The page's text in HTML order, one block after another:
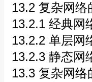
13.2 复杂网络
13.2.1 经典网
13.2.2 单层网
13.2.3 静态网
13.3 复杂网络